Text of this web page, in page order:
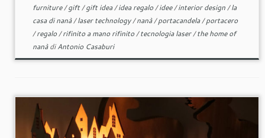
furniture/gift/gift idea/idea regalo/idee/interior design/la
casa di nanà/laser technology/nanà/portacandela/portacero
/regalo/rifinito a mano rifinito/tecnologia laser/the home of
nanàdiAntonio Casaburi